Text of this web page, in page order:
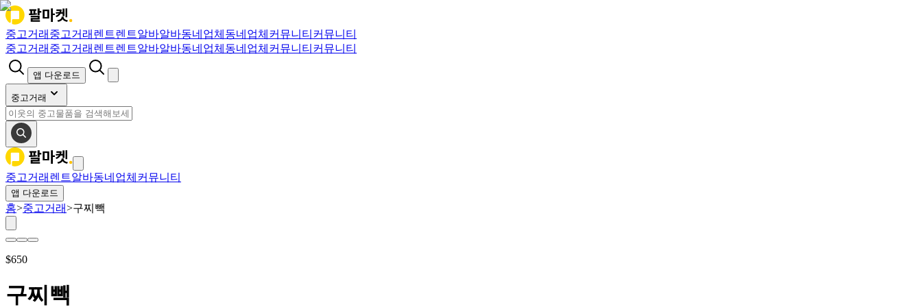
중고거래 중고거래 렌트렌트알바알바동네업체 동네업체 커뮤니티 커뮤니티
중고거래 중고거래 렌트렌트알바알바동네업체 동네업체 커뮤니티 커뮤니티
앱 다운로드
중고거래
중고거래 렌트알바동네업체 커뮤니티
앱 다운로드
홈>중고거래>구찌빽
$650
구찌빽